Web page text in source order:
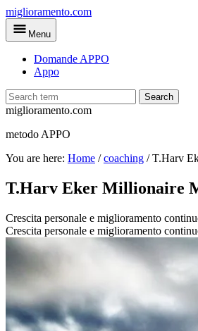
Skip
to
main
miglioramento.com
Menu
Domande APPO
Appo
Search
miglioramento.com
metodo APPO
You are here: Home /coaching /T.Harv
T.Harv Eker Millionaire
Crescita personale e miglioramento
Crescita personale e miglioramento